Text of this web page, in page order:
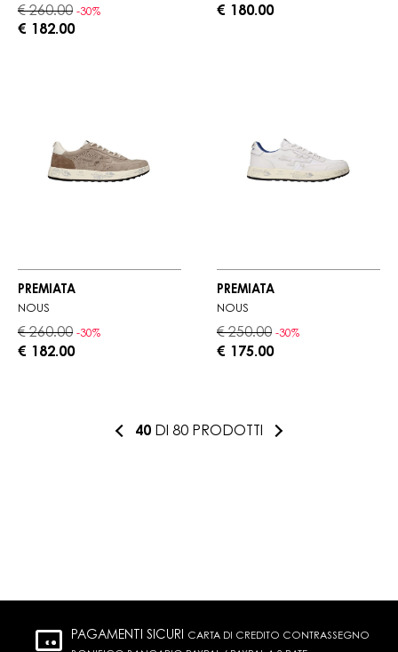
€ 260.00 -30%
€ 182.00
€ 180.00
PREMIATA
NOUS
€ 260.00 -30%
€ 182.00
PREMIATA
NOUS
€ 250.00 -30%
€ 175.00
40 DI 80 PRODOTTI
PAGAMENTI SICURI
CARTA DI CREDITO CONTRASSEGNO